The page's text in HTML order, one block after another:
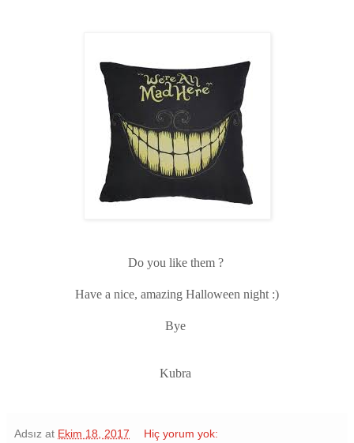
Do you like them ?
Have a nice, amazing Halloween night :)
Bye
Kubra
Adsız at Ekim 18, 2017 Hiç yorum yok: